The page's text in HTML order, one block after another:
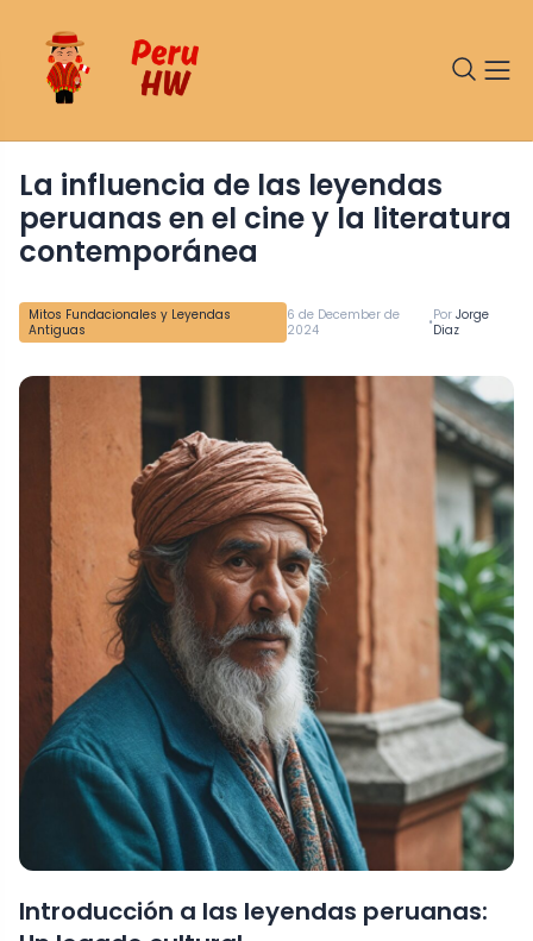
Mitos Fundacionales y Leyendas
Antiguas
6 de December de
2024
•Por Jorge
Diaz
La influencia de las leyendas
peruanas en el cine y la literatura
contemporánea
Introducción a las leyendas peruanas: